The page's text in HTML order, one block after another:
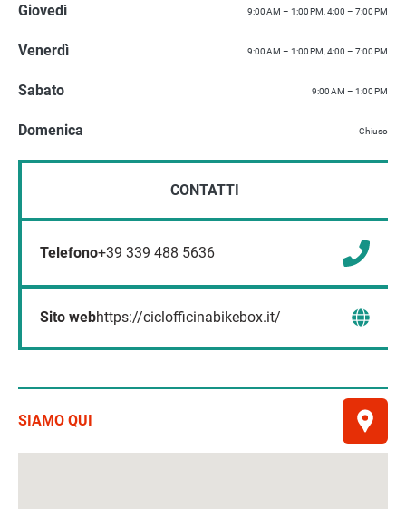
Giovedì 9:00 AM – 1:00 PM, 4:00 – 7:00 PM
Venerdì 9:00 AM – 1:00 PM, 4:00 – 7:00 PM
Sabato 9:00 AM – 1:00 PM
Domenica Chiuso
CONTATTI
Telefono+39 339 488 5636
Sito webhttps://ciclofficinabikebox.it/
SIAMO QUI